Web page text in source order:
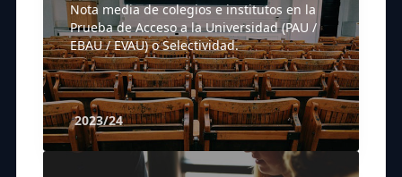
Nota media de colegios e institutos en la
Prueba de Acceso a la Universidad (PAU /
EBAU / EVAU) o Selectividad.
2023/24